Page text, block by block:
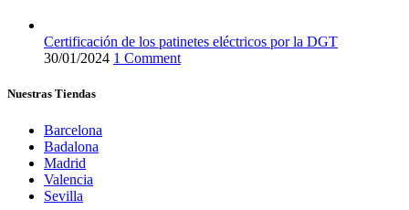
Certificación de los patinetes eléctricos por la DGT
30/01/2024 1 Comment
Nuestras Tiendas
Barcelona
Badalona
Madrid
Valencia
Sevilla